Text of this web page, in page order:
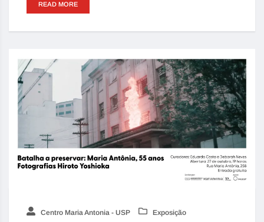
READ MORE
Centro Maria Antonia - USP Exposição